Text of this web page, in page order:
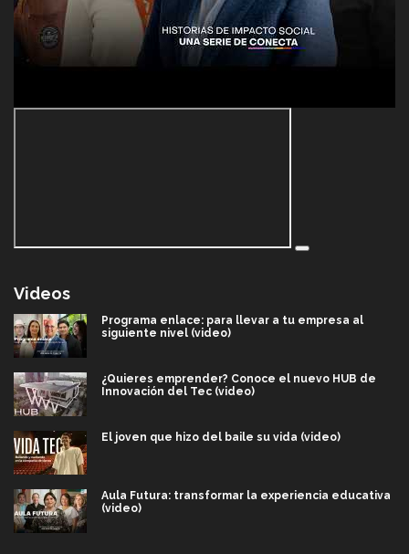
Videos
Programa enlace: para llevar a tu empresa al
siguiente nivel (video)
¿Quieres emprender? Conoce el nuevo HUB de
Innovación del Tec (video)
El joven que hizo del baile su vida (video)
Aula Futura: transformar la experiencia educativa
(video)